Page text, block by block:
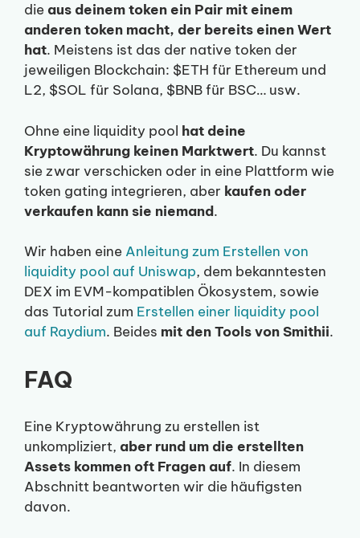
die aus deinem token ein Pair mit einem
anderen token macht, der bereits einen Wert
hat. Meistens ist das der native token der
jeweiligen Blockchain: $ETH für Ethereum und
L2, $SOL für Solana, $BNB für BSC… usw.
Ohne eine liquidity pool hat deine
Kryptowährung keinen Marktwert. Du kannst
sie zwar verschicken oder in eine Plattform wie
token gating integrieren, aber kaufen oder
verkaufen kann sie niemand.
Wir haben eine Anleitung zum Erstellen von
liquidity pool auf Uniswap, dem bekanntesten
DEX im EVM-kompatiblen Ökosystem, sowie
das Tutorial zum Erstellen einer liquidity pool
auf Raydium. Beides mit den Tools von Smithii.
FAQ
Eine Kryptowährung zu erstellen ist
unkompliziert, aber rund um die erstellten
Assets kommen oft Fragen auf. In diesem
Abschnitt beantworten wir die häufigsten
davon.